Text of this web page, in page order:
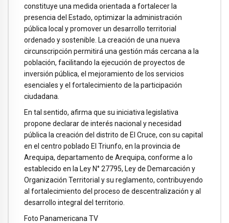
constituye una medida orientada a fortalecer la
presencia del Estado, optimizar la administración
pública local y promover un desarrollo territorial
ordenado y sostenible. La creación de una nueva
circunscripción permitirá una gestión más cercana a la
población, facilitando la ejecución de proyectos de
inversión pública, el mejoramiento de los servicios
esenciales y el fortalecimiento de la participación
ciudadana.
En tal sentido, afirma que su iniciativa legislativa
propone declarar de interés nacional y necesidad
pública la creación del distrito de El Cruce, con su capital
en el centro poblado EI Triunfo, en la provincia de
Arequipa, departamento de Arequipa, conforme a lo
establecido en la Ley N° 27795, Ley de Demarcación y
Organización Territorial y su reglamento, contribuyendo
al fortalecimiento del proceso de descentralización y al
desarrollo integral del territorio.
Foto Panamericana TV